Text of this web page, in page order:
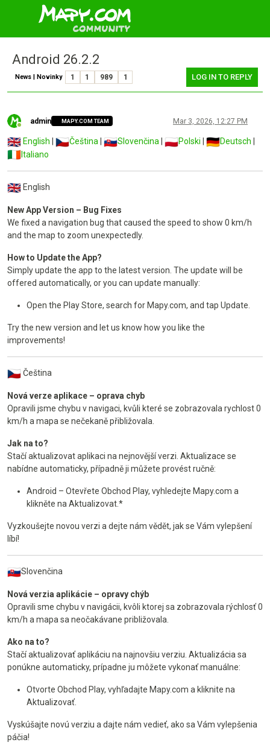
Android 26.2.2
News | Novinky 1 1 989 1 LOG IN TO REPLY
Online
admin MAPY.COM TEAM Mar 3, 2026, 12:27 PM
English Čeština Slovenčina Polski Deutsch
Italiano
English
New App Version – Bug Fixes
We fixed a navigation bug that caused the speed to show 0 km/h
and the map to zoom unexpectedly.
How to Update the App?
Simply update the app to the latest version. The update will be
offered automatically, or you can update manually:
Open the Play Store, search for Mapy.com, and tap Update.
Try the new version and let us know how you like the
improvements!
Čeština
Nová verze aplikace – oprava chyb
Opravili jsme chybu v navigaci, kvůli které se zobrazovala rychlost 0
km/h a mapa se nečekaně přibližovala.
Jak na to?
Stačí aktualizovat aplikaci na nejnovější verzi. Aktualizace se
nabídne automaticky, případně ji můžete provést ručně:
Android – Otevřete Obchod Play, vyhledejte Mapy.com a
klikněte na Aktualizovat.*
Vyzkoušejte novou verzi a dejte nám vědět, jak se Vám vylepšení
líbí!
Slovenčina
Nová verzia aplikácie – opravy chýb
Opravili sme chybu v navigácii, kvôli ktorej sa zobrazovala rýchlosť 0
km/h a mapa sa neočakávane približovala.
Ako na to?
Stačí aktualizovať aplikáciu na najnovšiu verziu. Aktualizácia sa
ponúkne automaticky, prípadne ju môžete vykonať manuálne:
Otvorte Obchod Play, vyhľadajte Mapy.com a kliknite na
Aktualizovať.
Vyskúšajte novú verziu a dajte nám vedieť, ako sa Vám vylepšenia
páčia!